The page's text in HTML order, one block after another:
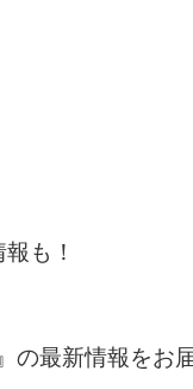
も！
最新情報をお